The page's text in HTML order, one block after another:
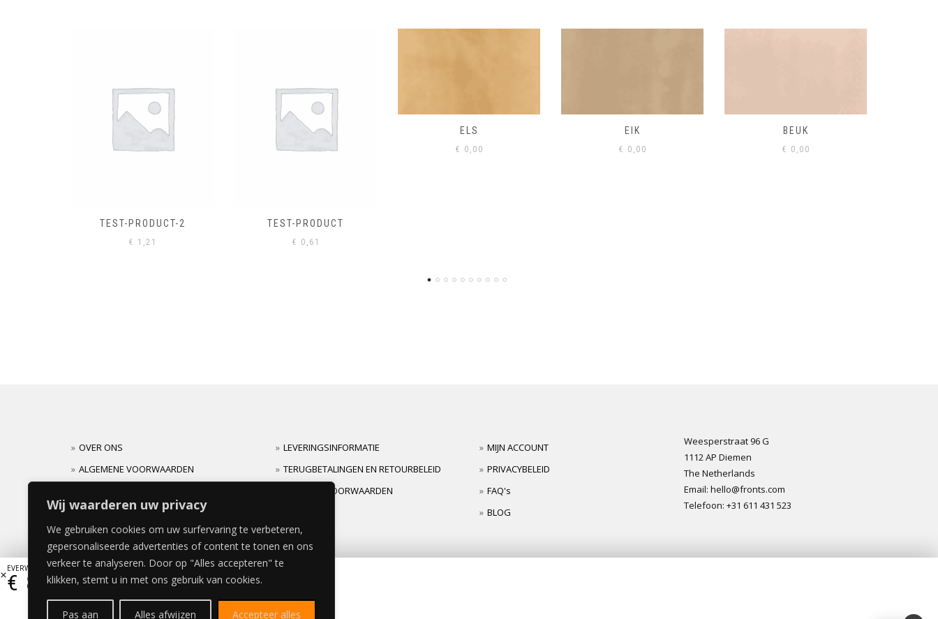
Wij waarderen uw privacy
We gebruiken cookies om uw surfervaring te verbeteren,
gepersonaliseerde advertenties of content te tonen en ons
verkeer te analyseren. Door op "Alles accepteren" te
klikken, stemt u in met ons gebruik van cookies.
Pas aan Alles afwijzen Accepteer alles
TEST-PRODUCT
€ 0,61
ELS
€0,00
EIK
€ 0,00
BEUK
€ 0,00
VISONE
€ 0,00
OVER ONS
ALGEMENE VOORWAARDEN
LEVERINGSINFORMATIE
TERUGBETALINGEN EN RETOURBELEID
GARANTIEVOORWAARDEN
MIJN ACCOUNT
PRIVACYBELEID
FAQ's
BLOG
Weesperstraat 96 G
1112 AP Diemen
The Netherlands
Email: hello@fronts.com
Telefoon: +31 611 431 523
EVERWOOD DEUR 60x180cm
€ 885,72